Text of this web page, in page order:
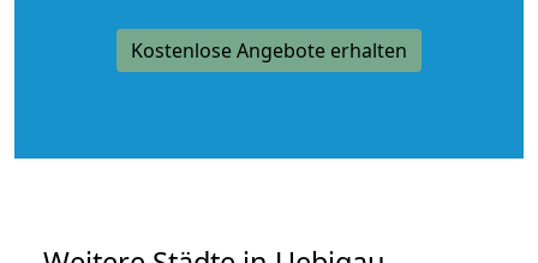
Kostenlose Angebote erhalten